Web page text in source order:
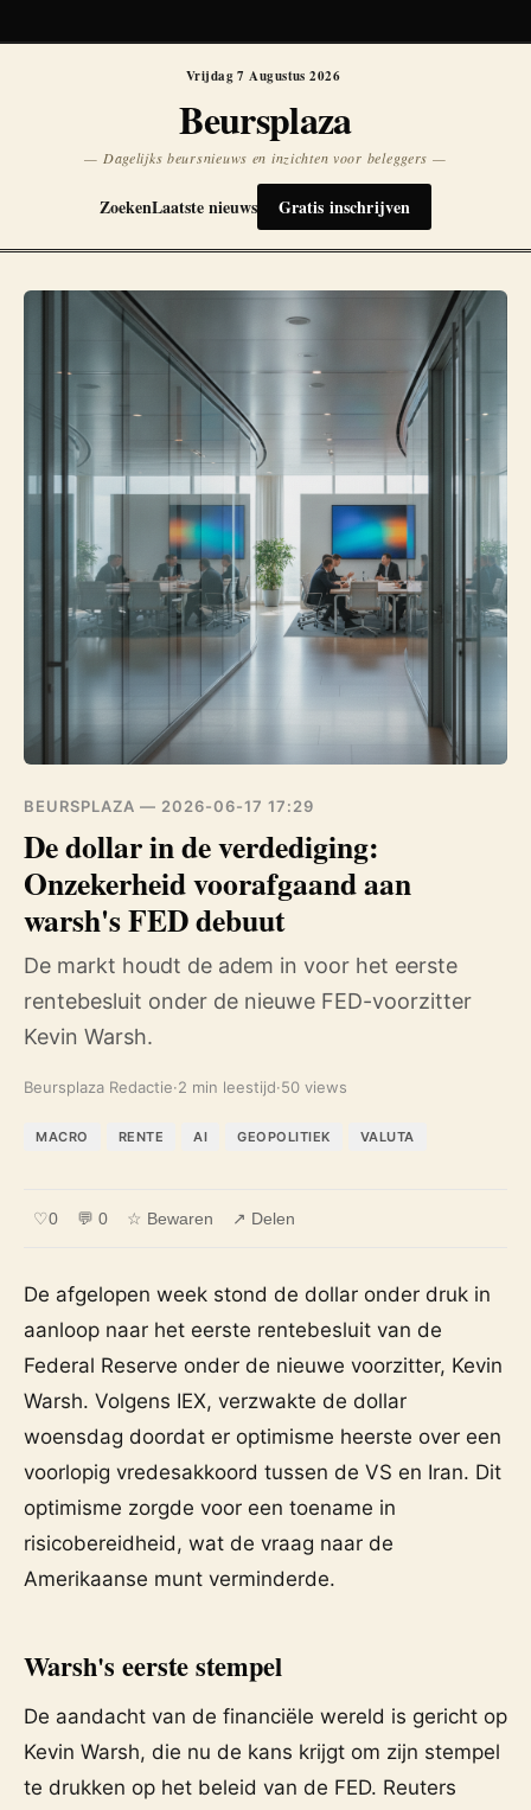
Vrijdag 7 Augustus 2026
Beursplaza
— Dagelijks beursnieuws en inzichten voor beleggers —
ZoekenLaatste nieuws Gratis inschrijven
BEURSPLAZA — 2026-06-17 17:29
De dollar in de verdediging:
Onzekerheid voorafgaand aan
warsh's FED debuut
De markt houdt de adem in voor het eerste
rentebesluit onder de nieuwe FED-voorzitter
Kevin Warsh.
Beursplaza Redactie·2 min leestijd·50 views
MACRO RENTE AI GEOPOLITIEK VALUTA
♡0 💬 0 ☆ Bewaren ↗ Delen
De afgelopen week stond de dollar onder druk in
aanloop naar het eerste rentebesluit van de
Federal Reserve onder de nieuwe voorzitter, Kevin
Warsh. Volgens IEX, verzwakte de dollar
woensdag doordat er optimisme heerste over een
voorlopig vredesakkoord tussen de VS en Iran. Dit
optimisme zorgde voor een toename in
risicobereidheid, wat de vraag naar de
Amerikaanse munt verminderde.
Warsh's eerste stempel
De aandacht van de financiële wereld is gericht op
Kevin Warsh, die nu de kans krijgt om zijn stempel
te drukken op het beleid van de FED. Reuters